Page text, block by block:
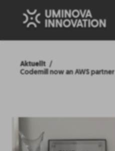
Aktuellt
Codemill now an AWS partner